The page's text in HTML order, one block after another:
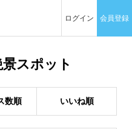
ログイン 会員登録
スポット
数順 いいね順